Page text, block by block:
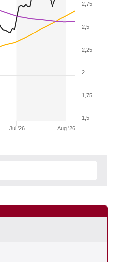
Jul '26 Aug '26
1,5
1,75
2
2,25
2,5
2,75